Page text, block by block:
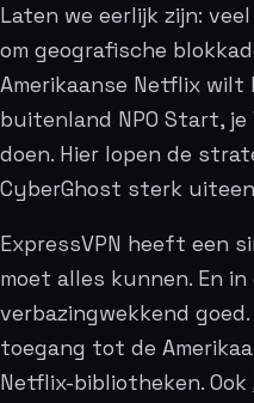
Laten we eerlijk zijn:
om geografische
Amerikaanse Netflix
buitenland NPO Start, je
doen. Hier lopen de
CyberGhost sterk
ExpressVPN heeft een
moet alles kunnen. En
verbazingwekkend
toegang tot de
Netflix-bibliotheken. Ook